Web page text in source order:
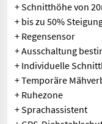
+ Schnitthöhe von
+ bis zu 50%
+ Regensensor
+ Ausschaltung
+ Individuelle
+ Temporäre
+ Ruhezone
+ Sprachassistent